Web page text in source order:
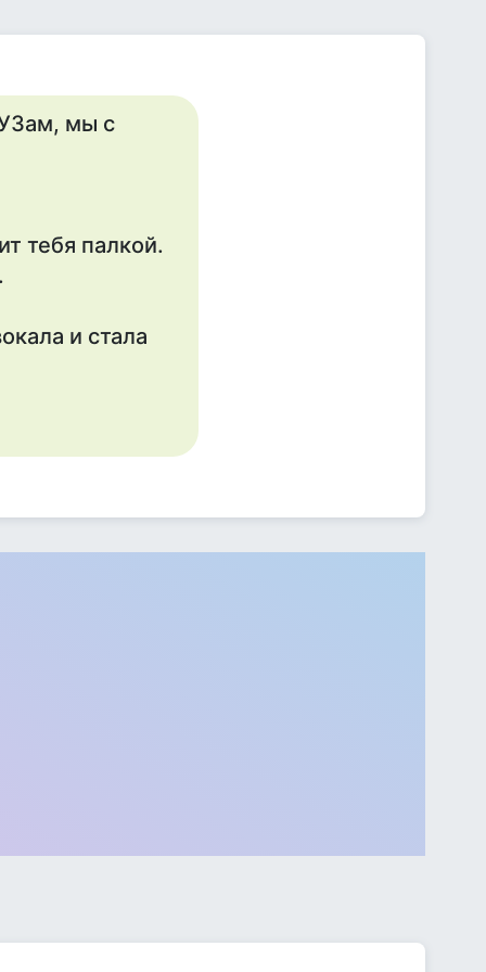
мы с
тебя палкой.
и стала